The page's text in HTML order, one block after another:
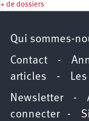
+ de dossiers
Qui sommes-
Contact -
articles -
Newsletter-
connecter-